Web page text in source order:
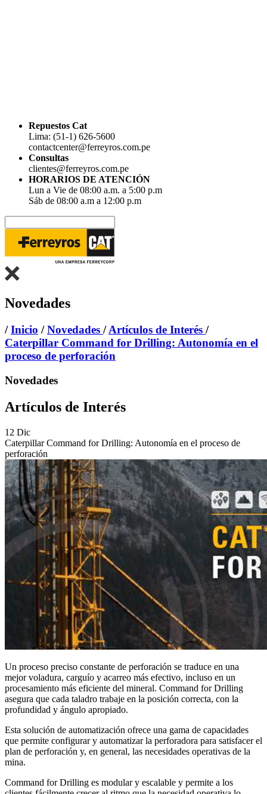
Repuestos Cat
Lima: (51-1) 626-5600
contactcenter@ferreyros.com.pe
Consultas
clientes@ferreyros.com.pe
HORARIOS DE ATENCIÓN
Lun a Vie de 08:00 a.m. a 5:00 p.m
Sáb de 08:00 a.m a 12:00 p.m
Novedades
/Inicio /Novedades /Artículos de Interés /
Caterpillar Command for Drilling: Autonomía en el
proceso de perforación
Novedades
Artículos de Interés
12 Dic
Caterpillar Command for Drilling: Autonomía en el proceso de
perforación
Un proceso preciso constante de perforación se traduce en una
mejor voladura, carguío y acarreo más efectivo, incluso en un
procesamiento más eficiente del mineral. Command for Drilling
asegura que cada taladro trabaje en la posición correcta, con la
profundidad y ángulo apropiado.
Esta solución de automatización ofrece una gama de capacidades
que permite configurar y automatizar la perforadora para satisfacer el
plan de perforación y, en general, las necesidades operativas de la
mina.
Command for Drilling es modular y escalable y permite a los